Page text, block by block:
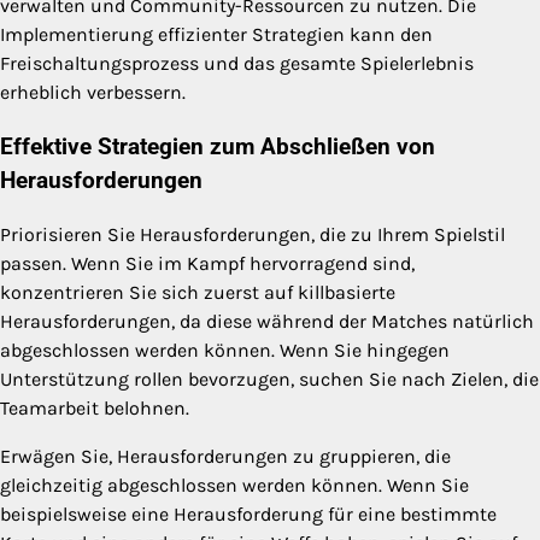
verwalten und Community-Ressourcen zu nutzen. Die
Implementierung effizienter Strategien kann den
Freischaltungsprozess und das gesamte Spielerlebnis
erheblich verbessern.
Effektive Strategien zum Abschließen von
Herausforderungen
Priorisieren Sie Herausforderungen, die zu Ihrem Spielstil
passen. Wenn Sie im Kampf hervorragend sind,
konzentrieren Sie sich zuerst auf killbasierte
Herausforderungen, da diese während der Matches natürlich
abgeschlossen werden können. Wenn Sie hingegen
Unterstützung rollen bevorzugen, suchen Sie nach Zielen, die
Teamarbeit belohnen.
Erwägen Sie, Herausforderungen zu gruppieren, die
gleichzeitig abgeschlossen werden können. Wenn Sie
beispielsweise eine Herausforderung für eine bestimmte